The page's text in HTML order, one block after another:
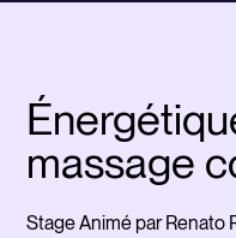
massage
Stage Animé par Renato